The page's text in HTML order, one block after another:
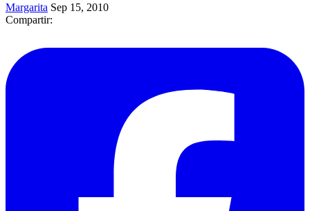
Margarita Sep 15, 2010
Compartir: